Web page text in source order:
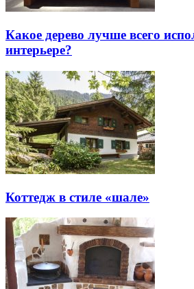
Какое дерево лучше всего
интерьере?
Коттедж в стиле «шале»